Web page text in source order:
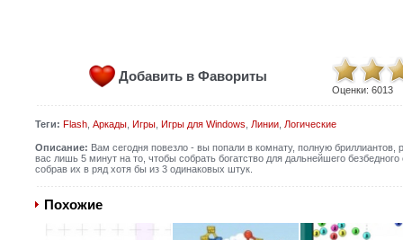
Добавить в Фавориты
Оценки: 6013
Теги: Flash, Аркады, Игры, Игры для Windows Линии, Логические
Описание: Вам сегодня повезло - вы попали в комнату, полную бриллиантов,
вас лишь 5 минут на то, чтобы собрать богатство для дальнейшего
собрав их в ряд хотя бы из 3 одинаковых штук.
Похожие